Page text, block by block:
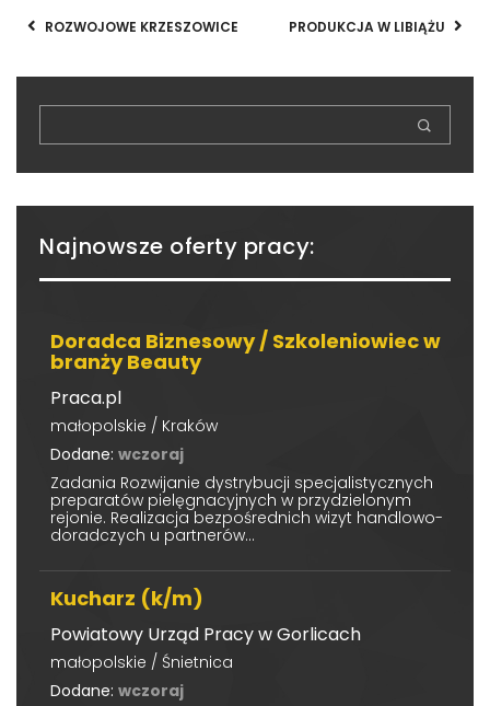
ROZWOJOWE KRZESZOWICE PRODUKCJA W LIBIĄŻU
Najnowsze oferty pracy:
Doradca Biznesowy / Szkoleniowiec w
branży Beauty
Praca.pl
małopolskie / Kraków
Dodane: wczoraj
Zadania Rozwijanie dystrybucji specjalistycznych
preparatów pielęgnacyjnych w przydzielonym
rejonie. Realizacja bezpośrednich wizyt handlowo-
doradczych u partnerów...
Kucharz (k/m)
Powiatowy Urząd Pracy w Gorlicach
małopolskie / Śnietnica
Dodane: wczoraj